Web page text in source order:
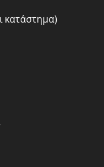
κατάστημα)
Opens